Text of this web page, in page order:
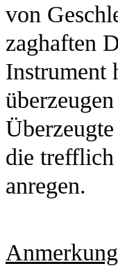
von
zaghaften
Instrument
die trefflich
anregen.
Anmerkung